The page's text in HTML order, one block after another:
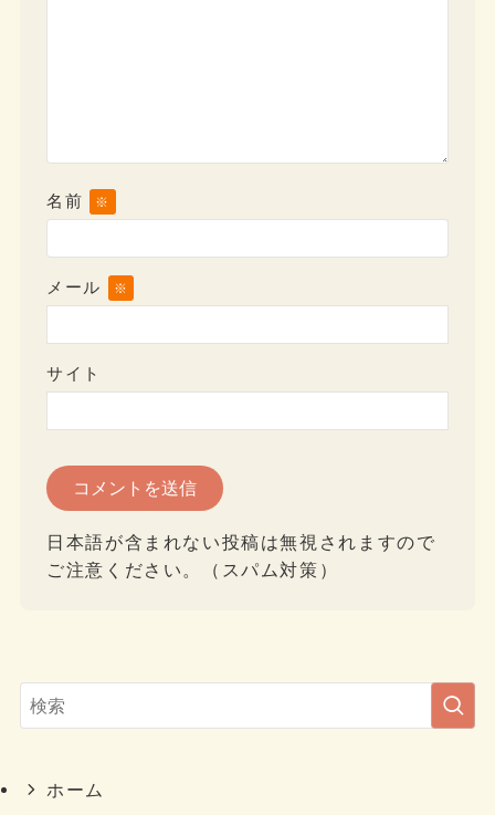
名前 ※
メール ※
サイト
日本語が含まれない投稿は無視されますので
ご注意ください。（スパム対策）
ホーム